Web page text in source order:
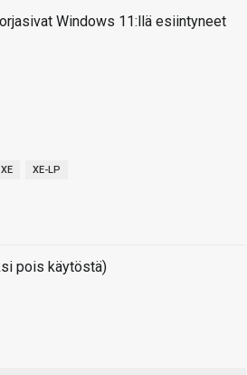
Windows 11:llä esiintyneet
XE XE-LP
pois käytöstä)